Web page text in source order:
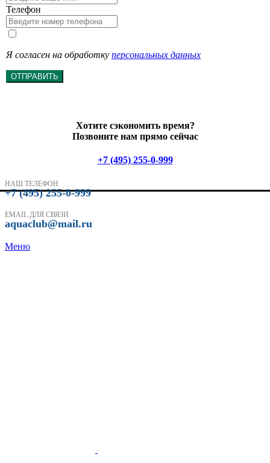
Телефон
Я согласен на обработку персональных данных
ОТПРАВИТЬ
Хотите сэкономить время?
Позвоните нам прямо сейчас
+7 (495) 255-0-999
НАШ ТЕЛЕФОН
+7 (495) 255-0-999
EMAIL ДЛЯ СВЯЗИ
aquaclub@mail.ru
Меню